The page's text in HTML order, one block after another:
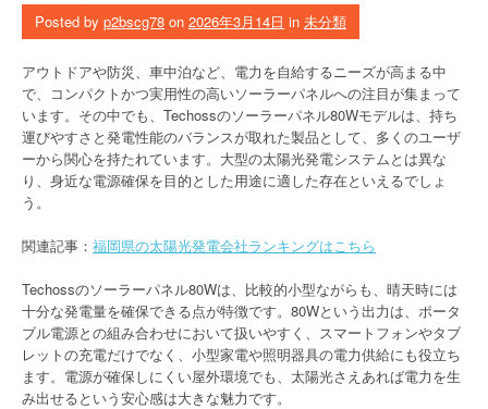
Posted by p2bscg78 on 2026年3月14日 in 未分類
アウトドアや防災、車中泊など、電力を自給するニーズが高まる中
で、コンパクトかつ実用性の高いソーラーパネルへの注目が集まって
います。その中でも、Techossのソーラーパネル80Wモデルは、持ち
運びやすさと発電性能のバランスが取れた製品として、多くのユーザ
ーから関心を持たれています。大型の太陽光発電システムとは異な
り、身近な電源確保を目的とした用途に適した存在といえるでしょ
う。
関連記事： 福岡県の太陽光発電会社ランキングはこちら
Techossのソーラーパネル80Wは、比較的小型ながらも、晴天時には
十分な発電量を確保できる点が特徴です。80Wという出力は、ポータ
ブル電源との組み合わせにおいて扱いやすく、スマートフォンやタブ
レットの充電だけでなく、小型家電や照明器具の電力供給にも役立ち
ます。電源が確保しにくい屋外環境でも、太陽光さえあれば電力を生
み出せるという安心感は大きな魅力です。